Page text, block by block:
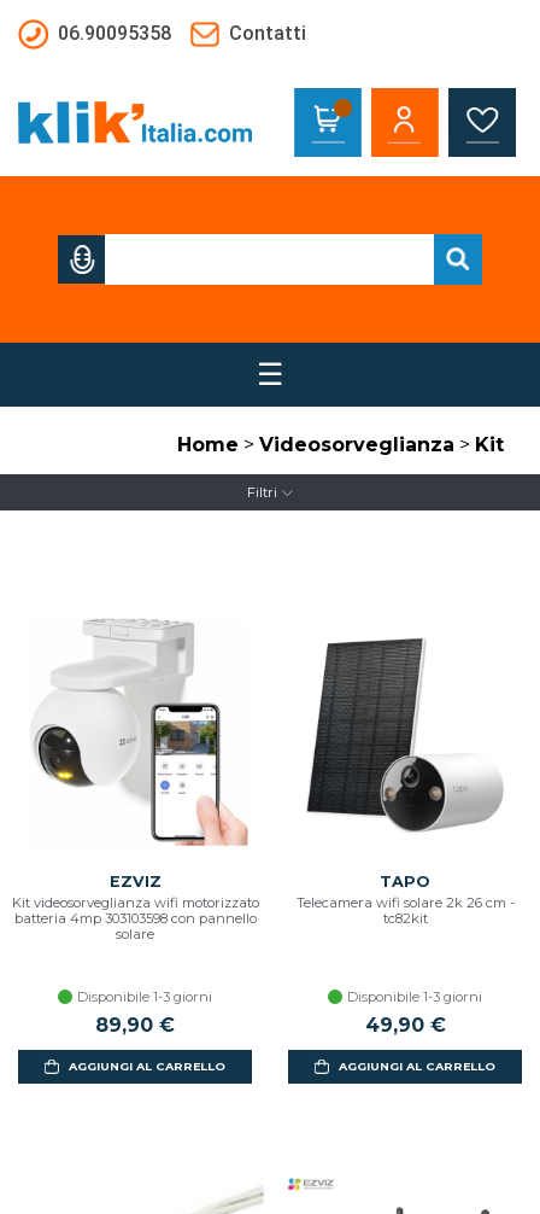
06.90095358
Contatti
☰
Home > Videosorveglianza > Kit
Filtri
EZVIZ
Kit videosorveglianza wifi motorizzato
batteria 4mp 303103598 con pannello
solare
Disponibile 1-3 giorni
89,90 €
AGGIUNGI AL CARRELLO
TAPO
Telecamera wifi solare 2k 26 cm -
tc82kit
Disponibile 1-3 giorni
49,90 €
AGGIUNGI AL CARRELLO